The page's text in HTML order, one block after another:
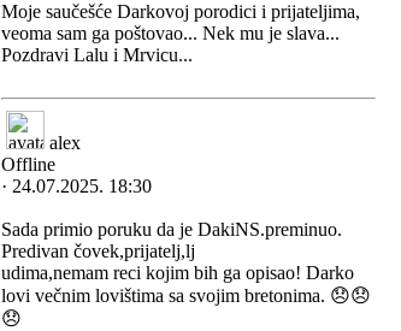
Moje saučešće Darkovoj porodici i prijateljima,
veoma sam ga poštovao... Nek mu je slava...
Pozdravi Lalu i Mrvicu...
alex
Offline
· 24.07.2025. 18:30
Sada primio poruku da je DakiNS.preminuo.
Predivan čovek,prijatelj,lj
udima,nemam reci kojim bih ga opisao! Darko
lovi večnim lovištima sa svojim bretonima. 😞😞
😞